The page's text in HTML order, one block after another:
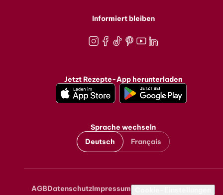
Informiert bleiben
Jetzt Rezepte-App herunterladen
Sprache wechseln
Deutsch
Français
Metanavigation
AGBDatenschutzImpressum